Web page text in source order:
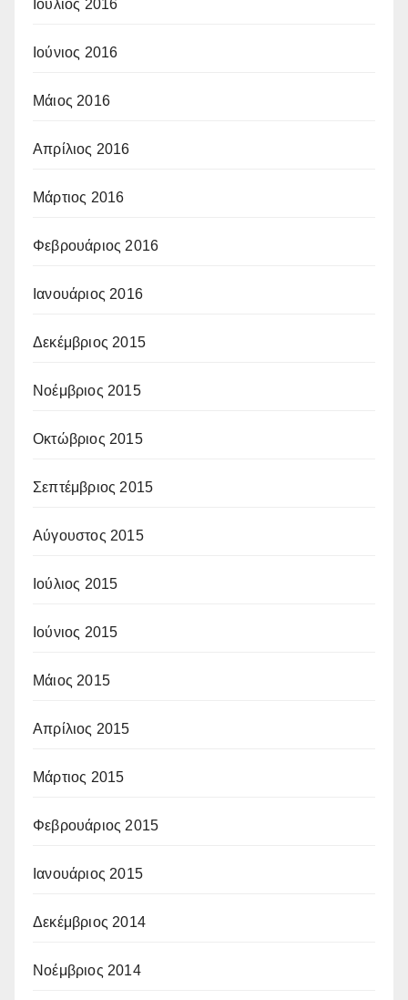
Ιούλιος 2016
Ιούνιος 2016
Μάιος 2016
Απρίλιος 2016
Μάρτιος 2016
Φεβρουάριος 2016
Ιανουάριος 2016
Δεκέμβριος 2015
Νοέμβριος 2015
Οκτώβριος 2015
Σεπτέμβριος 2015
Αύγουστος 2015
Ιούλιος 2015
Ιούνιος 2015
Μάιος 2015
Απρίλιος 2015
Μάρτιος 2015
Φεβρουάριος 2015
Ιανουάριος 2015
Δεκέμβριος 2014
Νοέμβριος 2014